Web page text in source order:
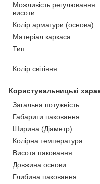
Можливість регулювання
висоти
Колір арматури (основа)
Матеріал каркаса
Тип
Колір світіння
Користувальницькі
Загальна потужність
Габарити паковання
Ширина (Діаметр)
Колірна температура
Висота паковання
Довжина основи
Глибина паковання